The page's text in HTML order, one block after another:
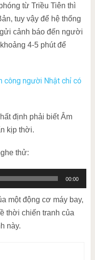
từ Triều Tiên thì
tuy vậy để hệ thống
cảnh báo đến người
4-5 phút để
công người Nhật chỉ có
định phải biết Âm
kịp thời.
thử:
00:00
một động cơ máy bay,
thời chiến tranh của
này.